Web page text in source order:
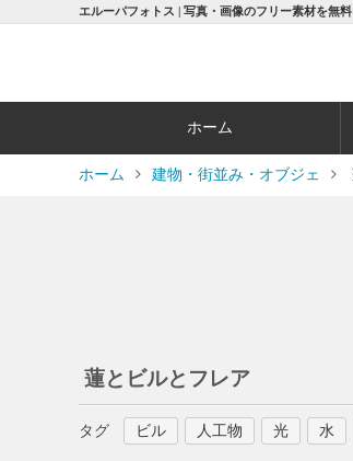
エルーパフォトス | 写真・画像のフリー素材を無
ホーム
ホーム 建物・街並み・オブジェ
蓮とビルとフレア
タグ ビル 人工物 光 水